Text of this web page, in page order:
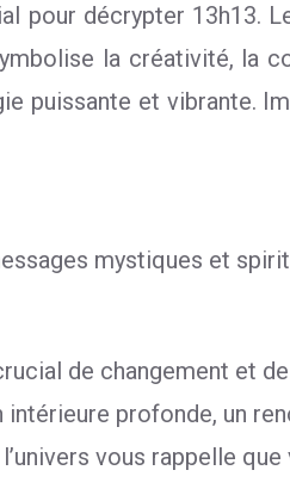
pour décrypter 13h13.
la créativité, la
puissante et vibrante.
mystiques et
de changement et
profonde, un
vous rappelle